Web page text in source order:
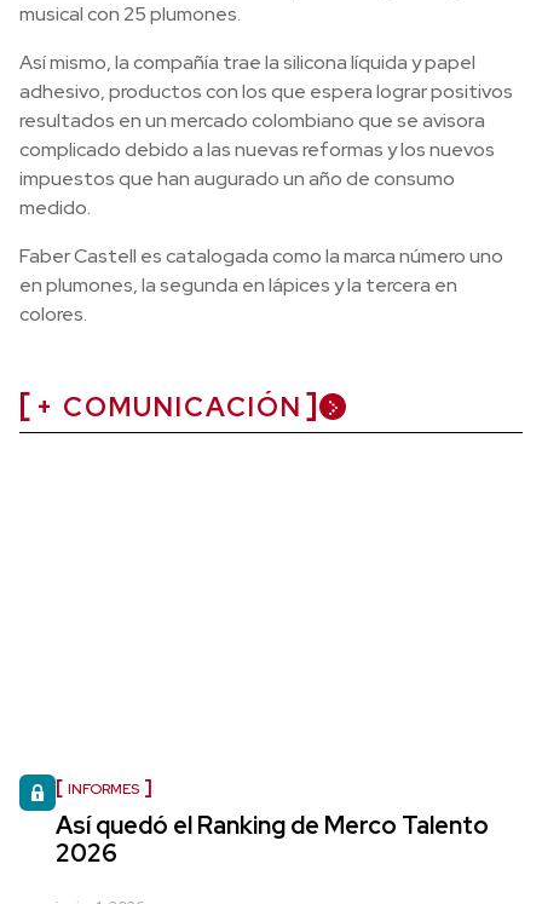
musical con 25 plumones.
Así mismo, la compañía trae la silicona líquida y papel
adhesivo, productos con los que espera lograr positivos
resultados en un mercado colombiano que se avisora
complicado debido a las nuevas reformas y los nuevos
impuestos que han augurado un año de consumo
medido.
Faber Castell es catalogada como la marca número uno
en plumones, la segunda en lápices y la tercera en
colores.
+ COMUNICACIÓN
INFORMES
Así quedó el Ranking de Merco Talento
2026